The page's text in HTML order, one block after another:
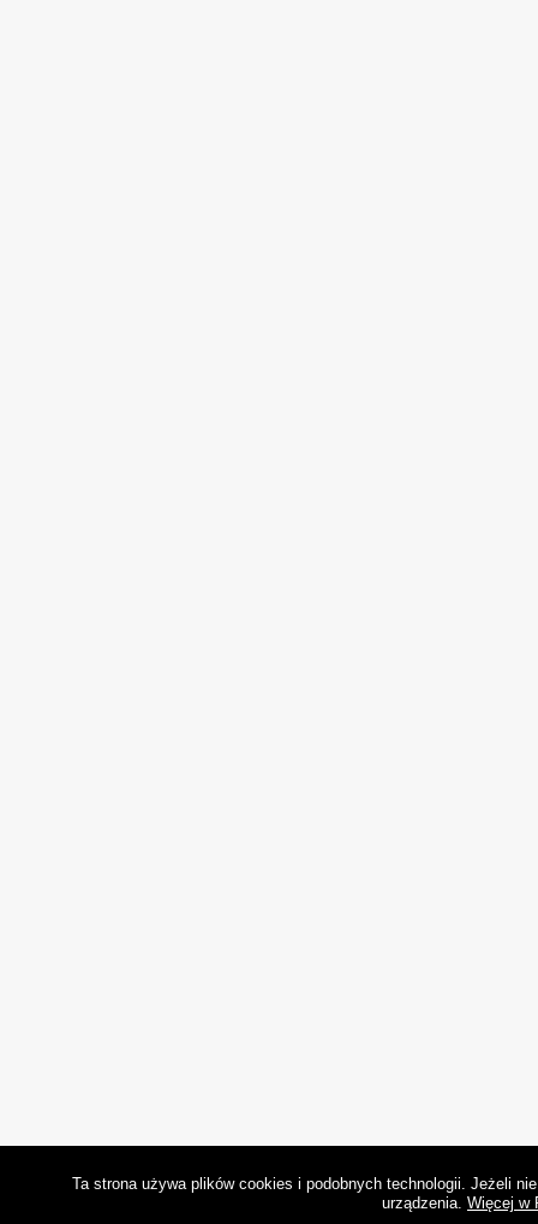
Ta strona używa plików cookies i podobnych technologii. Jeżeli
urządzenia. Więcej w